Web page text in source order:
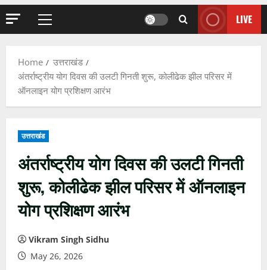
Primary
LIVE
Home
उत्तराखंड
अंतर्राष्ट्रीय योग दिवस की उलटी गिनती शुरू, कोलीढेक झील परिसर में
ऑनलाइन योग प्रशिक्षण आरंभ
उत्तराखंड
अंतर्राष्ट्रीय योग दिवस की उलटी गिनती
शुरू, कोलीढेक झील परिसर में ऑनलाइन
योग प्रशिक्षण आरंभ
Vikram Singh Sidhu
May 26, 2026